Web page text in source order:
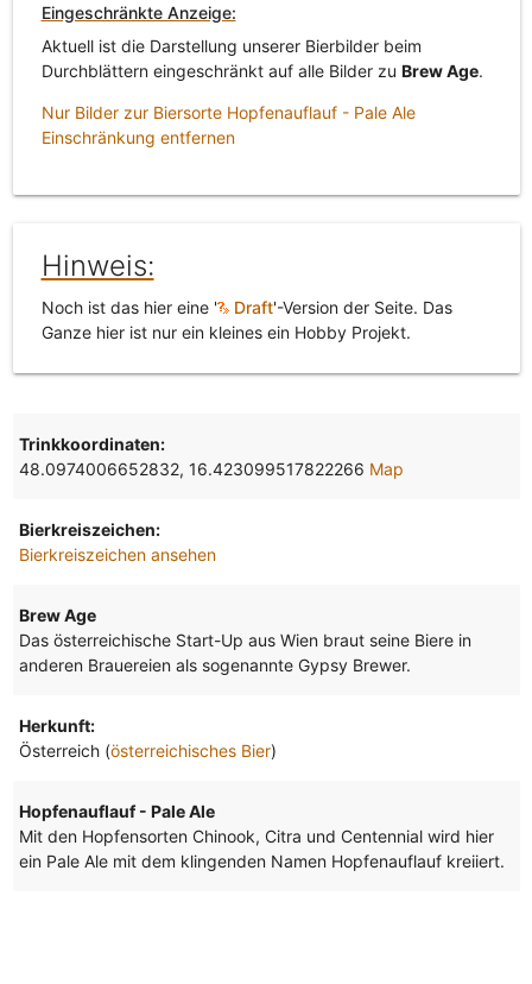
Eingeschränkte Anzeige:
Aktuell ist die Darstellung unserer Bierbilder beim
Durchblättern eingeschränkt auf alle Bilder zu Brew Age.
Nur Bilder zur Biersorte Hopfenauflauf - Pale Ale
Einschränkung entfernen
Hinweis:
Noch ist das hier eine ' Draft'-Version der Seite. Das
Ganze hier ist nur ein kleines ein Hobby Projekt.
Trinkkoordinaten:
48.0974006652832, 16.423099517822266 Map
Bierkreiszeichen:
Bierkreiszeichen ansehen
Brew Age
Das österreichische Start-Up aus Wien braut seine Biere in
anderen Brauereien als sogenannte Gypsy Brewer.
Herkunft:
Österreich (österreichisches Bier)
Hopfenauflauf - Pale Ale
Mit den Hopfensorten Chinook, Citra und Centennial wird hier
ein Pale Ale mit dem klingenden Namen Hopfenauflauf kreiiert.